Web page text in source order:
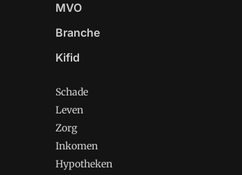
MVO
Branche
Kifid
Schade
Leven
Zorg
Inkomen
Hypotheken